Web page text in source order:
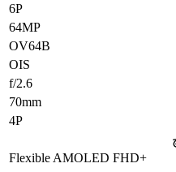
6P
64MP
OV64B
OIS
f/2.6
70mm
4P
Flexible AMOLED FHD+